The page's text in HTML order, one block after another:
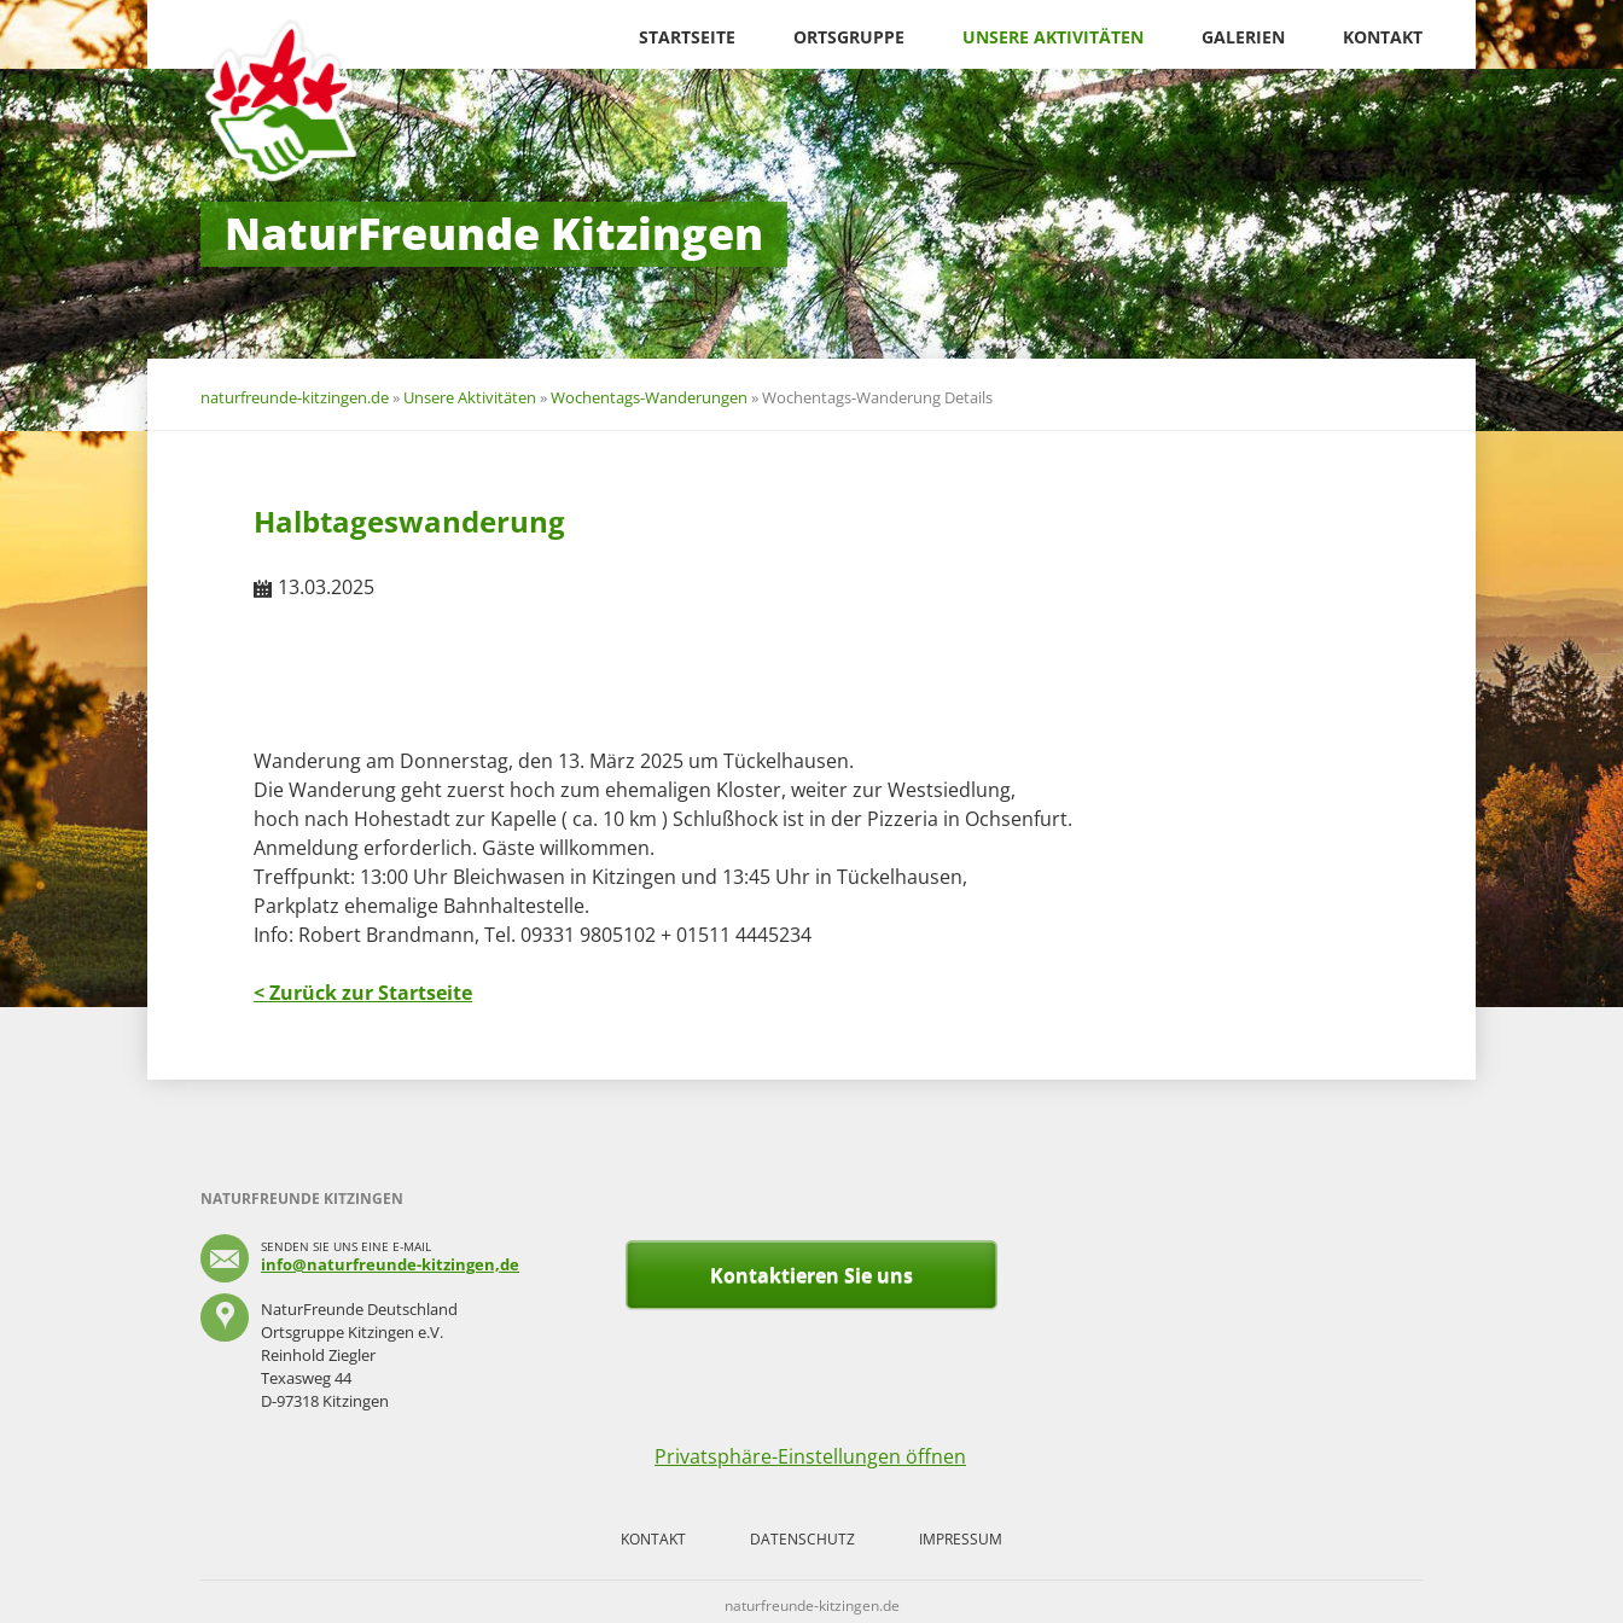
überspringen
STARTSEITE ORTSGRUPPE UNSERE AKTIVITÄTEN GALERIEN KONTAKT
Navigation
überspringen
NaturFreunde Kitzingen
naturfreunde-kitzingen.de» Unsere Aktivitäten »Wochentags-Wanderungen »Wochentags-Wanderung Details
Halbtageswanderung
13.03.2025
Wanderung am Donnerstag, den 13. März 2025 um Tückelhausen.
Die Wanderung geht zuerst hoch zum ehemaligen Kloster, weiter zur Westsiedlung,
hoch nach Hohestadt zur Kapelle ( ca. 10 km ) Schlußhock ist in der Pizzeria in Ochsenfurt.
Anmeldung erforderlich. Gäste willkommen.
Treffpunkt: 13:00 Uhr Bleichwasen in Kitzingen und 13:45 Uhr in Tückelhausen,
Parkplatz ehemalige Bahnhaltestelle.
Info: Robert Brandmann, Tel. 09331 9805102 + 01511 4445234
< Zurück zur Startseite
NATURFREUNDE KITZINGEN
SENDEN SIE UNS EINE E-MAIL
info@naturfreunde-kitzingen,de
NaturFreunde Deutschland
Ortsgruppe Kitzingen e.V.
Reinhold Ziegler
Texasweg 44
D-97318 Kitzingen
Kontaktieren Sie uns
Privatsphäre-Einstellungen öffnen
KONTAKT DATENSCHUTZ IMPRESSUM
naturfreunde-kitzingen.de